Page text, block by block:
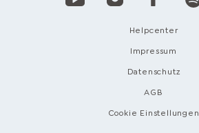
Helpcenter
Impressum
Datenschutz
AGB
Cookie Einstellungen